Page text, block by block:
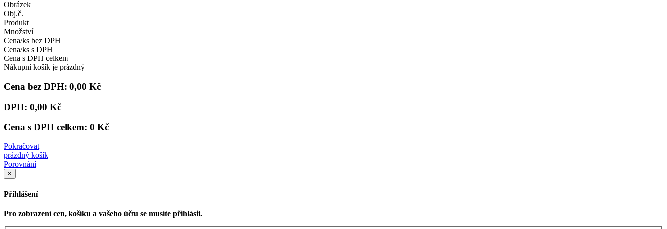
Obrázek
Obj.č.
Produkt
Množství
Cena/ks bez DPH
Cena/ks s DPH
Cena s DPH celkem
Nákupní košík je prázdný
Cena bez DPH: 0,00 Kč
DPH: 0,00 Kč
Cena s DPH celkem: 0 Kč
Pokračovat
prázdný košík
Porovnání
×
Přihlášení
Pro zobrazení cen, košíku a vašeho účtu se musíte přihlásit.